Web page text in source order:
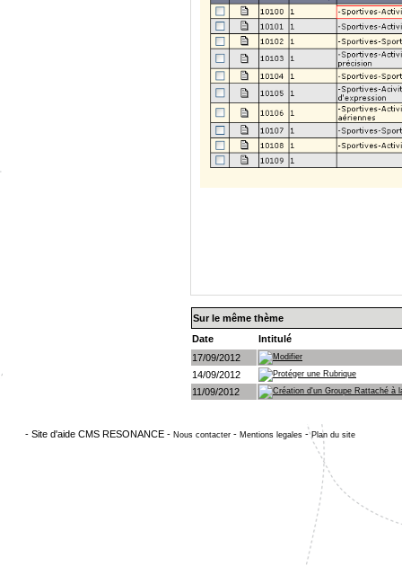
Sur le même thème
Date
Intitulé
17/09/2012
Modifier
14/09/2012 Protéger une Rubrique
11/09/2012 Création d'un Groupe Rattaché à
- Site d'aide CMS RESONANCE - Nous contacter - Mentions legales -Plan du site